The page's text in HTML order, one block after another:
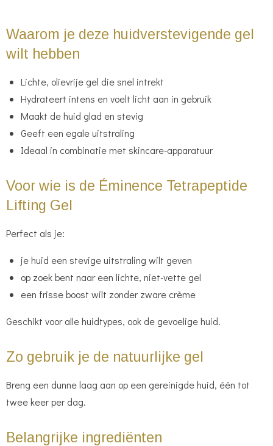
Waarom je deze huidverstevigende gel
wilt hebben
Lichte, olievrije gel die snel intrekt
Hydrateert intens en voelt licht aan in gebruik
Maakt de huid glad en stevig
Geeft een egale uitstraling
Ideaal in combinatie met skincare-apparatuur
Voor wie is de Éminence Tetrapeptide
Lifting Gel
Perfect als je:
je huid een stevige uitstraling wilt geven
op zoek bent naar een lichte, niet-vette gel
een frisse boost wilt zonder zware crème
Geschikt voor alle huidtypes, ook de gevoelige huid.
Zo gebruik je de natuurlijke gel
Breng een dunne laag aan op een gereinigde huid, één tot
twee keer per dag.
Belangrijke ingrediënten